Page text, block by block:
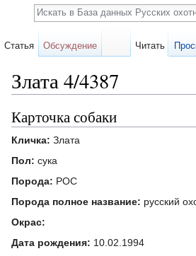
Злата 4/4387
Карточка собаки
Кличка: Злата
Пол: сука
Порода: РОС
Порода полное название: русский
Окрас:
Дата рождения: 10.02.1994
Статья Обсуждение Читать
Поиск